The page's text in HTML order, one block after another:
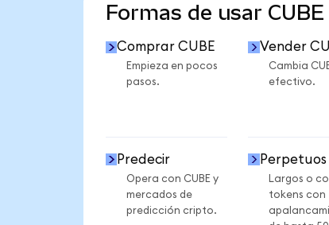
Formas de usar
Comprar CUBE
Empieza en pocos
pasos.
Vender
Cambia
efectivo.
Predecir
Opera con CUBE y
mercados de
predicción cripto.
Perpetuos
Largos o
tokens con